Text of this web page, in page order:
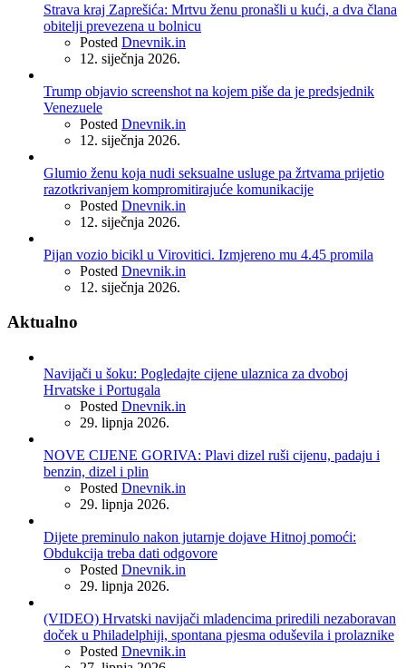
Strava kraj Zaprešića: Mrtvu ženu pronašli u kući, a dva člana
obitelji prevezena u bolnicu
Posted Dnevnik.in
12. siječnja 2026.
Trump objavio screenshot na kojem piše da je predsjednik
Venezuele
Posted Dnevnik.in
12. siječnja 2026.
Glumio ženu koja nudi seksualne usluge pa žrtvama prijetio
razotkrivanjem kompromitirajuće komunikacije
Posted Dnevnik.in
12. siječnja 2026.
Pijan vozio bicikl u Virovitici. Izmjereno mu 4.45 promila
Posted Dnevnik.in
12. siječnja 2026.
Aktualno
Navijači u šoku: Pogledajte cijene ulaznica za dvoboj
Hrvatske i Portugala
Posted Dnevnik.in
29. lipnja 2026.
NOVE CIJENE GORIVA: Plavi dizel ruši cijenu, padaju i
benzin, dizel i plin
Posted Dnevnik.in
29. lipnja 2026.
Dijete preminulo nakon jutarnje dojave Hitnoj pomoći:
Obdukcija treba dati odgovore
Posted Dnevnik.in
29. lipnja 2026.
(VIDEO) Hrvatski navijači mladencima priredili nezaboravan
doček u Philadelphiji, spontana pjesma oduševila i prolaznike
Posted Dnevnik.in